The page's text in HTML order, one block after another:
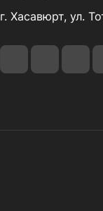
г. Хасавюрт, ул.